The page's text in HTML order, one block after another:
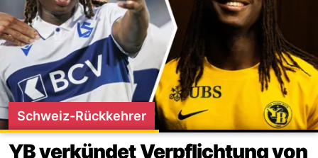
Schweiz-Rückkehrer
YB verkündet Verpflichtung von